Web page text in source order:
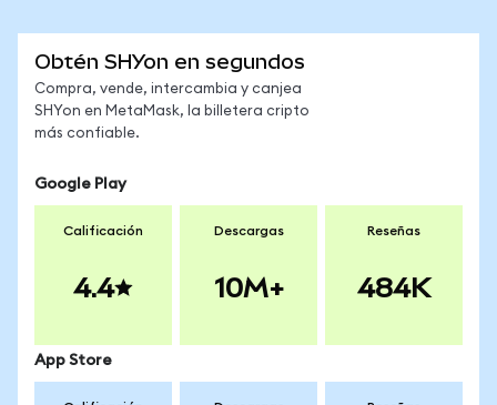
Obtén SHYon en segundos
Compra, vende, intercambia y canjea
SHYon en MetaMask, la billetera cripto
más confiable.
Google Play
Calificación
4.4
Descargas
10M+
Reseñas
484K
App Store